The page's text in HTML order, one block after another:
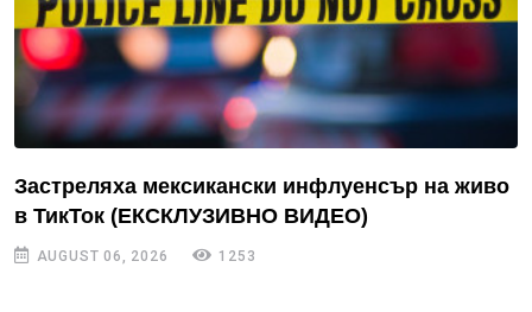
Застреляха мексикански инфлуенсър на живо
в ТикТок (ЕКСКЛУЗИВНО ВИДЕО)
AUGUST 06, 2026 1253